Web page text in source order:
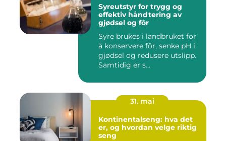
Syreutstyr for trygg og
effektiv håndtering av
gjødsel og fôr
Syre brukes i landbruket for
å konservere fôr, senke pH i
gjødsel og redusere utslipp.
Samtidig er s...
31. mai
Kontinentalseng: hva det
er, og hvordan velge riktig
seng